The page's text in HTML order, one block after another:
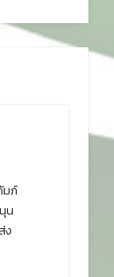
มภ์
น
ง